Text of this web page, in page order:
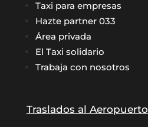
Taxi para empresas
Hazte partner 033
Área privada
El Taxi solidario
Trabaja con nosotros
Traslados al Aeropuerto